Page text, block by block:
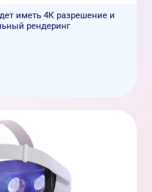
иметь 4К разрешение и
рендеринг